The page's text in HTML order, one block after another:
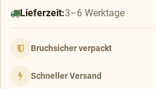
Lieferzeit:3–6 Werktage
Bruchsicher verpackt
Schneller Versand